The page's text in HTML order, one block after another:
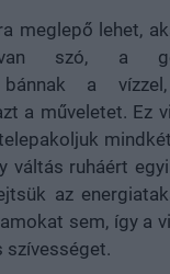
meglepő lehet,
van szó, a
bánnak a
a műveletet. Ez
váltás ruháért
az
sem, így a
szívességet.